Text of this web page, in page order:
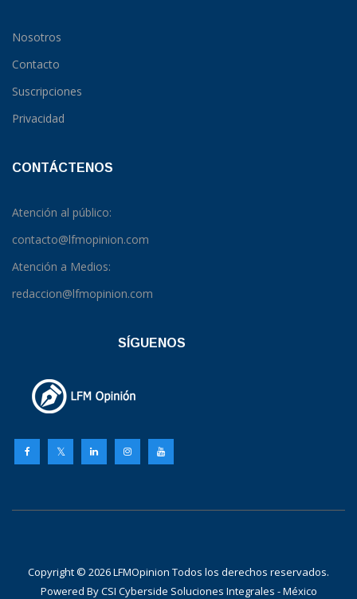
Nosotros
Contacto
Suscripciones
Privacidad
CONTÁCTENOS
Atención al público:
contacto@lfmopinion.com
Atención a Medios:
redaccion@lfmopinion.com
SÍGUENOS
Copyright © 2026 LFMOpinion Todos los derechos reservados.
Powered ByCSI Cyberside Soluciones Integrales - México